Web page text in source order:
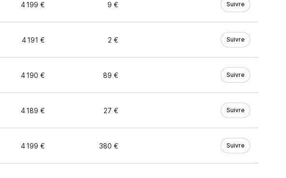
4 199 € 9 € Suivre
4 191 € 2 € Suivre
4 190 € 89 € Suivre
4 189 € 27 € Suivre
4 199 € 380 € Suivre